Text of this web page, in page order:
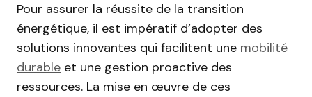
Pour assurer la réussite de la transition
énergétique, il est impératif d’adopter des
solutions innovantes qui facilitent une mobilité
durable et une gestion proactive des
ressources. La mise en œuvre de ces